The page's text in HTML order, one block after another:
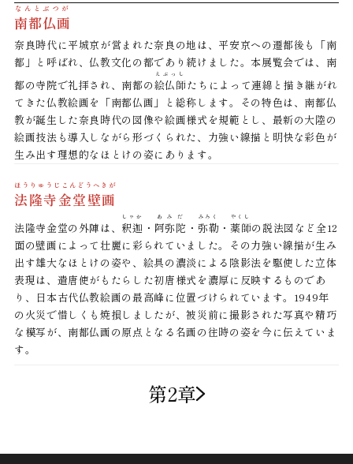
南都仏画
なんとぶつが
奈良時代に平城京が営まれた奈良の地は、平安京への遷都後も「南
都」と呼ばれ、仏教文化の都であり続けました。本展覧会では、南
都の寺院で礼拝され、南都の絵仏師
えぶっし
たちによって連綿と描き継がれ
てきた仏教絵画を「南都仏画」と総称します。その特色は、南都仏
教が誕生した奈良時代の図像や絵画様式を規範とし、最新の大陸の
絵画技法も導入しながら形づくられた、力強い線描と明快な彩色が
生み出す理想的なほとけの姿にあります。
法隆寺金堂壁画
ほうりゅうじこんどうへきが
法隆寺金堂の外陣は、 釈迦
しゃか
・ 阿弥陀
あみだ
・ 弥勒
みろく
・ 薬師
やくし
の説法図など全12
面の壁画によって壮麗に彩られていました。その力強い線描が生み
出す雄大なほとけの姿や、絵具の濃淡による陰影法を駆使した立体
表現は、遣唐使がもたらした初唐様式を濃厚に反映するものであ
り、日本古代仏教絵画の最高峰に位置づけられています。1949年
の火災で惜しくも焼損しましたが、被災前に撮影された写真や精巧
な模写が、南都仏画の原点となる名画の往時の姿を今に伝えていま
す。
第2章